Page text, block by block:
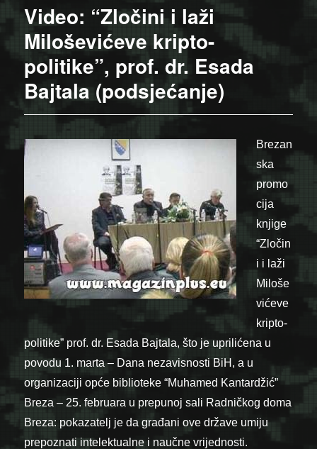
Video: “Zločini i laži
Miloševićeve kripto-
politike”, prof. dr. Esada
Bajtala (podsjećanje)
Brezan
ska
promo
cija
knjige
“Zločin
i i laži
Miloše
vićeve
kripto-
politike” prof. dr. Esada Bajtala, što je uprilićena u
povodu 1. marta – Dana nezavisnosti BiH, a u
organizaciji opće biblioteke “Muhamed Kantardžić”
Breza – 25. februara u prepunoj sali Radničkog doma
Breza: pokazatelj je da građani ove države umiju
prepoznati intelektualne i naučne vrijednosti.